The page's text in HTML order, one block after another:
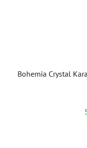
Bohemia Crystal